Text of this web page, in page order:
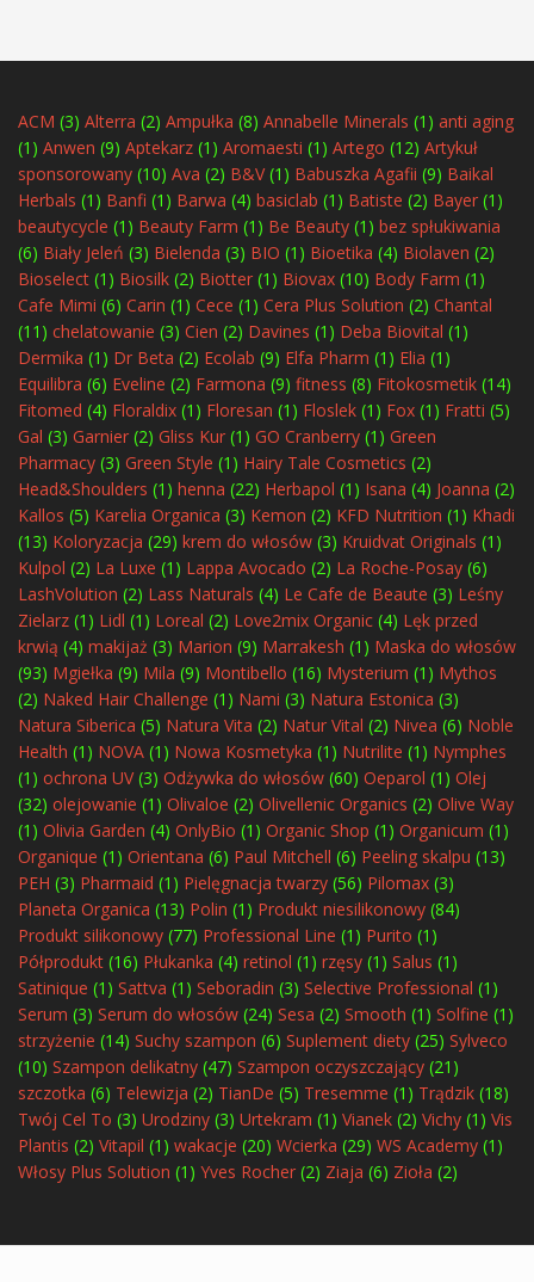
ACM (3) Alterra (2) Ampułka (8) Annabelle Minerals (1) anti aging
(1) Anwen (9) Aptekarz (1) Aromaesti (1) Artego (12) Artykuł
sponsorowany (10) Ava (2) B&V(1) Babuszka Agafii (9) Baikal
Herbals (1) Banfi (1) Barwa (4) basiclab (1) Batiste (2) Bayer (1)
beautycycle (1) Beauty Farm (1) Be Beauty (1) bez spłukiwania
(6) Biały Jeleń (3) Bielenda (3) BIO (1) Bioetika (4) Biolaven (2)
Bioselect (1) Biosilk (2) Biotter (1) Biovax (10) Body Farm (1)
Cafe Mimi (6) Carin (1) Cece (1) Cera Plus Solution (2) Chantal
(11) chelatowanie (3) Cien (2) Davines (1) Deba Biovital (1)
Dermika (1) Dr Beta (2) Ecolab (9) Elfa Pharm (1) Elia (1)
Equilibra (6) Eveline (2) Farmona (9) fitness (8) Fitokosmetik (14)
Fitomed (4) Floraldix (1) Floresan (1) Floslek (1) Fox (1) Fratti (5)
Gal (3) Garnier (2) Gliss Kur (1) GO Cranberry (1) Green
Pharmacy (3) Green Style (1) Hairy Tale Cosmetics (2)
Head&Shoulders (1) henna (22) Herbapol (1) Isana (4) Joanna (2)
Kallos (5) Karelia Organica (3) Kemon (2) KFD Nutrition (1) Khadi
(13) Koloryzacja (29) krem do włosów (3) Kruidvat Originals (1)
Kulpol (2) La Luxe (1) Lappa Avocado (2) La Roche-Posay (6)
LashVolution (2) Lass Naturals (4) Le Cafe de Beaute (3) Leśny
Zielarz (1) Lidl (1) Loreal (2) Love2mix Organic (4) Lęk przed
krwią (4) makijaż (3) Marion (9) Marrakesh (1) Maska do włosów
(93) Mgiełka (9) Mila (9) Montibello (16) Mysterium (1) Mythos
(2) Naked Hair Challenge (1) Nami (3) Natura Estonica (3)
Natura Siberica (5) Natura Vita (2) Natur Vital (2) Nivea (6) Noble
Health (1) NOVA (1) Nowa Kosmetyka (1) Nutrilite (1) Nymphes
(1) ochrona UV(3) Odżywka do włosów (60) Oeparol (1) Olej
(32) olejowanie (1) Olivaloe (2) Olivellenic Organics (2) Olive Way
(1) Olivia Garden (4) OnlyBio (1) Organic Shop (1) Organicum (1)
Organique (1) Orientana (6) Paul Mitchell (6) Peeling skalpu (13)
PEH (3) Pharmaid (1) Pielęgnacja twarzy (56) Pilomax (3)
Planeta Organica (13) Polin (1) Produkt niesilikonowy (84)
Produkt silikonowy (77) Professional Line (1) Purito (1)
Półprodukt (16) Płukanka (4) retinol (1) rzęsy (1) Salus (1)
Satinique (1) Sattva (1) Seboradin (3) Selective Professional (1)
Serum (3) Serum do włosów (24) Sesa (2) Smooth (1) Solfine (1)
strzyżenie (14) Suchy szampon (6) Suplement diety (25) Sylveco
(10) Szampon delikatny (47) Szampon oczyszczający (21)
szczotka (6) Telewizja (2) TianDe (5) Tresemme (1) Trądzik (18)
Twój Cel To (3) Urodziny (3) Urtekram (1) Vianek (2) Vichy (1) Vis
Plantis (2) Vitapil (1) wakacje (20) Wcierka (29) WS Academy (1)
Włosy Plus Solution (1) Yves Rocher (2) Ziaja (6) Zioła (2)